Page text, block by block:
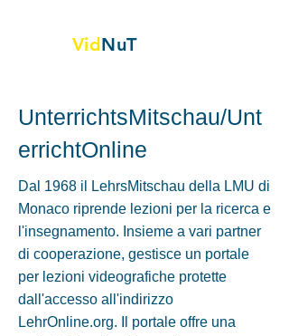
VidNuT
UnterrichtsMitschau/Unt
errichtOnline
Dal 1968 il LehrsMitschau della LMU di
Monaco riprende lezioni per la ricerca e
l'insegnamento. Insieme a vari partner
di cooperazione, gestisce un portale
per lezioni videografiche protette
dall'accesso all'indirizzo
LehrOnline.org. Il portale offre una